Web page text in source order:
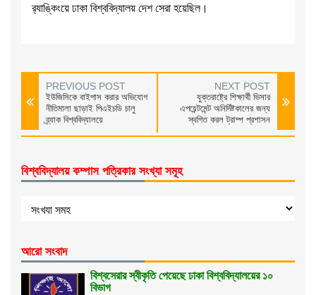
র‌্যাঙ্কিংয়ে ঢাকা বিশ্ববিদ্যালয় দেশ সেরা হয়েছিল।
PREVIOUS POST
ইউজিসিকে বাইপাস করার অভিযোগ
নীতিমালা ছাড়াই পিএইচডি চালু
ব্র্যাক বিশ্ববিদ্যালয়ে
NEXT POST
যুক্তরাষ্ট্রে শিক্ষার্থী ভিসার
এপয়েন্টমেন্ট অনির্দিষ্টকালের জন্য
স্থগিত করল ট্রাম্প প্রশাসন
বিশ্ববিদ্যালয় কম্পাস পত্রিকার সংখ্যা সমূহ
আরো সংবাদ
বিশ্বসেরার স্বীকৃতি পেয়েছে ঢাকা বিশ্ববিদ্যালয়ের ১০
বিভাগ